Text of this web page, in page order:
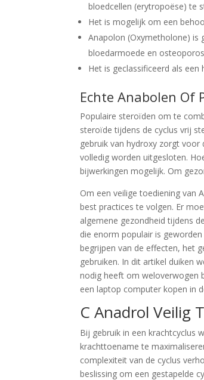
bloedcellen (erytropoëse) te
Het is mogelijk om een
Anapolon (Oxymetholone) is
bloedarmoede en
Het is geclassificeerd als
Echte Anabolen Of
Populaire steroïden om te
steroïde tijdens de cyclus vrij
gebruik van hydroxy zorgt
volledig worden uitgesloten.
bijwerkingen mogelijk. Om
Om een veilige toediening van
best practices te volgen. Er
algemene gezondheid tijdens
die enorm populair is
begrijpen van de effecten, het
gebruiken. In dit artikel duiken
nodig heeft om weloverwogen
een laptop computer kopen in
C Anadrol Veilig
Bij gebruik in een krachtcyclus
krachttoename te
complexiteit van de cyclus
beslissing om een gestapelde